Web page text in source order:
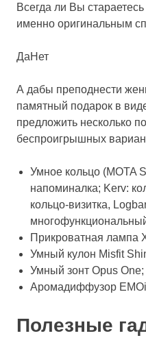
Всегда ли Вы
именно оригинальным
ДаНет
А дабы преподнести
памятный подарок в
предложить несколько
беспроигрышных
Умное кольцо (MOTA
напоминалка; Kerv:
кольцо-визитка,
Прикроватная лампа
Умный кулон Misfit
Умный зонт Opus One;
Аромадиффузор
Полезные